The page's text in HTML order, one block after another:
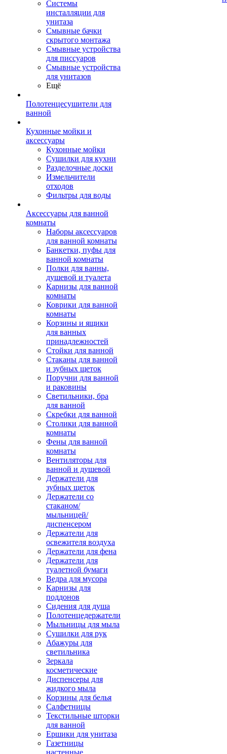
Системы
инсталляции для
унитаза
Смывные бачки
скрытого монтажа
Смывные устройства
для писсуаров
Смывные устройства
для унитазов
Ещё
Полотенцесушители для
ванной
Кухонные мойки и
аксессуары
Кухонные мойки
Сушилки для кухни
Разделочные доски
Измельчители
отходов
Фильтры для воды
Аксессуары для ванной
комнаты
Наборы аксессуаров
для ванной комнаты
Банкетки, пуфы для
ванной комнаты
Полки для ванны,
душевой и туалета
Карнизы для ванной
комнаты
Коврики для ванной
комнаты
Корзины и ящики
для ванных
принадлежностей
Стойки для ванной
Стаканы для ванной
и зубных щеток
Поручни для ванной
и раковины
Светильники, бра
для ванной
Скребки для ванной
Столики для ванной
комнаты
Фены для ванной
комнаты
Вентиляторы для
ванной и душевой
Держатели для
зубных щеток
Держатели со
стаканом/
мыльницей/
диспенсером
Держатели для
освежителя воздуха
Держатели для фена
Держатели для
туалетной бумаги
Ведра для мусора
Карнизы для
поддонов
Сидения для душа
Полотенцедержатели
Мыльницы для мыла
Сушилки для рук
Абажуры для
светильника
Зеркала
косметические
Диспенсеры для
жидкого мыла
Корзины для белья
Салфетницы
Текстильные шторки
для ванной
Ершики для унитаза
Газетницы
настенные